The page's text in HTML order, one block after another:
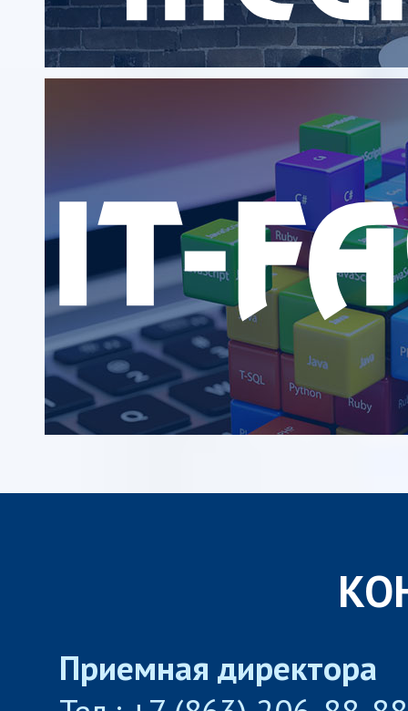
Приемная директора